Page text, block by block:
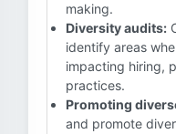
making.
Diversity audits:
identify areas
impacting hiring,
practices.
Promoting
and promote